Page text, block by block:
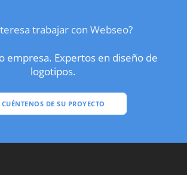
trabajar con Webseo?
empresa. Expertos en diseño de
logotipos.
CUÉNTENOS DE SU PROYECTO